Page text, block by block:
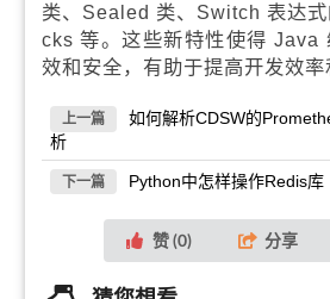
类、Sealed 类、Switch 表达
cks 等。这些新特性使得 Java
效和安全，有助于提高开发效率
上一篇
如何解析CDSW的
析
下一篇 Python中怎样操作Redis库
赞 (0) 分享